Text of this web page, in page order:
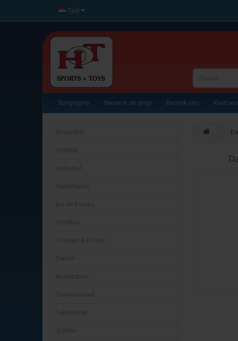
Taal
Startpagina Nieuw in de shop Bezoek ons Klant
Basketbal
Voetbal
Volleybal
Racketsport
Jeu de boules
Honkbal
Croquet & Cricket
Darten
Krachtsport
Duikmateriaal
Tafeltennis
Sjoelen